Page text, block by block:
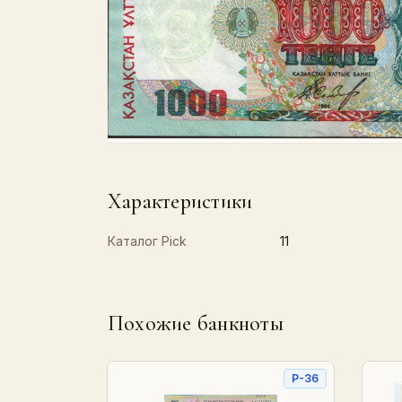
Характеристики
Каталог Pick 11
Похожие банкноты
P-36